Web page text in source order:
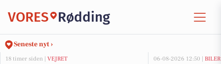
VORES Rødding
Seneste nyt ›
18 timer siden | VEJRET 06-08-2026 12:50 | BILER